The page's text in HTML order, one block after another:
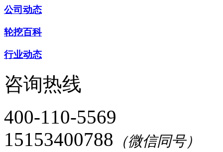
公司动态
轮挖百科
行业动态
咨询热线
400-110-5569
15153400788 （微信同号）